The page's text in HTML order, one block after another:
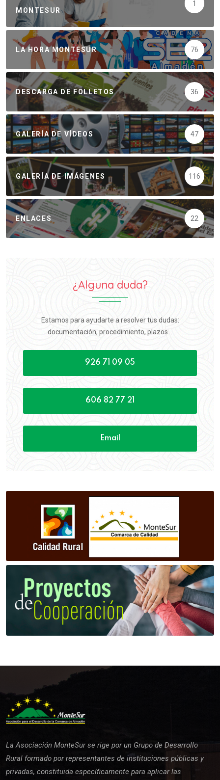
MONTESUR
1
LA HORA MONTESUR 76
DESCARGA DE FOLLETOS 36
GALERÍA DE VÍDEOS 47
GALERÍA DE IMÁGENES 116
ENLACES 22
¿Alguna duda?
Estamos para ayudarte a resolver tus dudas:
documentación, procedimiento, plazos...
926 71 09 05
606 82 77 21
Email
La Asociación MonteSur se rige por un Grupo de Desarrollo
Rural formado por representantes de instituciones públicas y
privadas, constituida específicamente para aplicar las